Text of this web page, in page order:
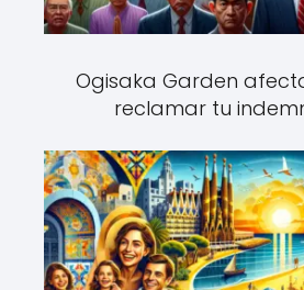
Ogisaka Garden
reclamar tu